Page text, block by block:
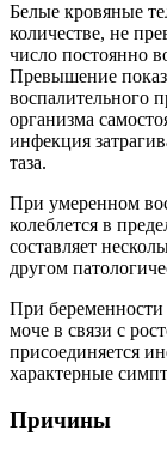
Белые кровяные
количестве, не
число постоянно
Превышение
воспалительного
организма
инфекция
таза.
При умеренном
колеблется в
составляет
другом
При беременности
моче в связи с
присоединяется
характерные
Причины